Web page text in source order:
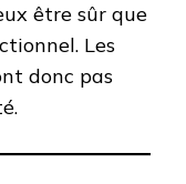
être sûr que
Les
donc pas